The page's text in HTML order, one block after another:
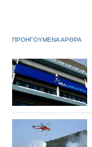
ΠΡΟΗΓΟΥΜΕΝΑ ΑΡΘΡΑ